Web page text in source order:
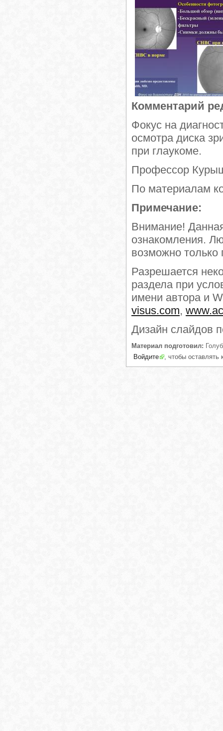
Комментарий
Фокус на
осмотра диска
при глаукоме.
Профессор
По материалам
Примечание:
Внимание!
ознакомления.
возможно только
Разрешается
раздела при
имени автора и
visus.com,
Дизайн слайдов
Материал подготовил:
Войдите
, чтобы оставлять